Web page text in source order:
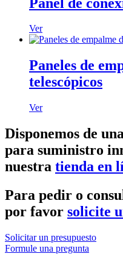
Ver
Paneles de
telescópicos
Ver
Disponemos de
para suministro
nuestra tienda en
Para pedir o
por favor solicite
Solicitar un presupuesto
Formule una pregunta